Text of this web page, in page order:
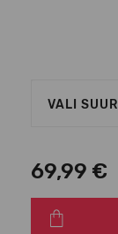
VALI
69,99 €